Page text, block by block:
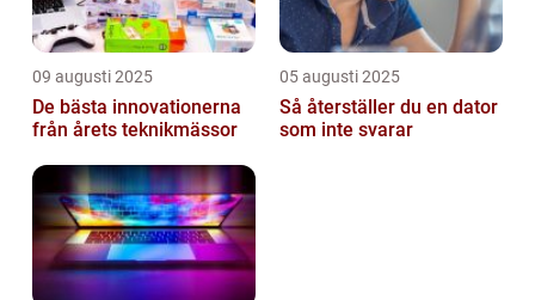
09 augusti 2025
De bästa innovationerna
från årets teknikmässor
05 augusti 2025
Så återställer du en dator
som inte svarar